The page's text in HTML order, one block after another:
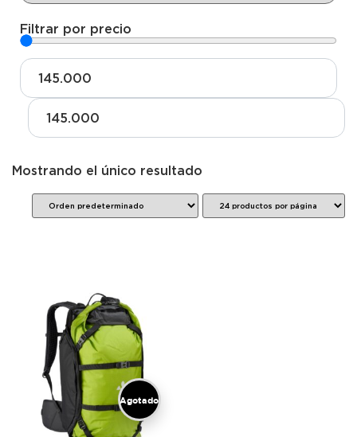
Filtrar por precio
Mostrando el único resultado
Agotado